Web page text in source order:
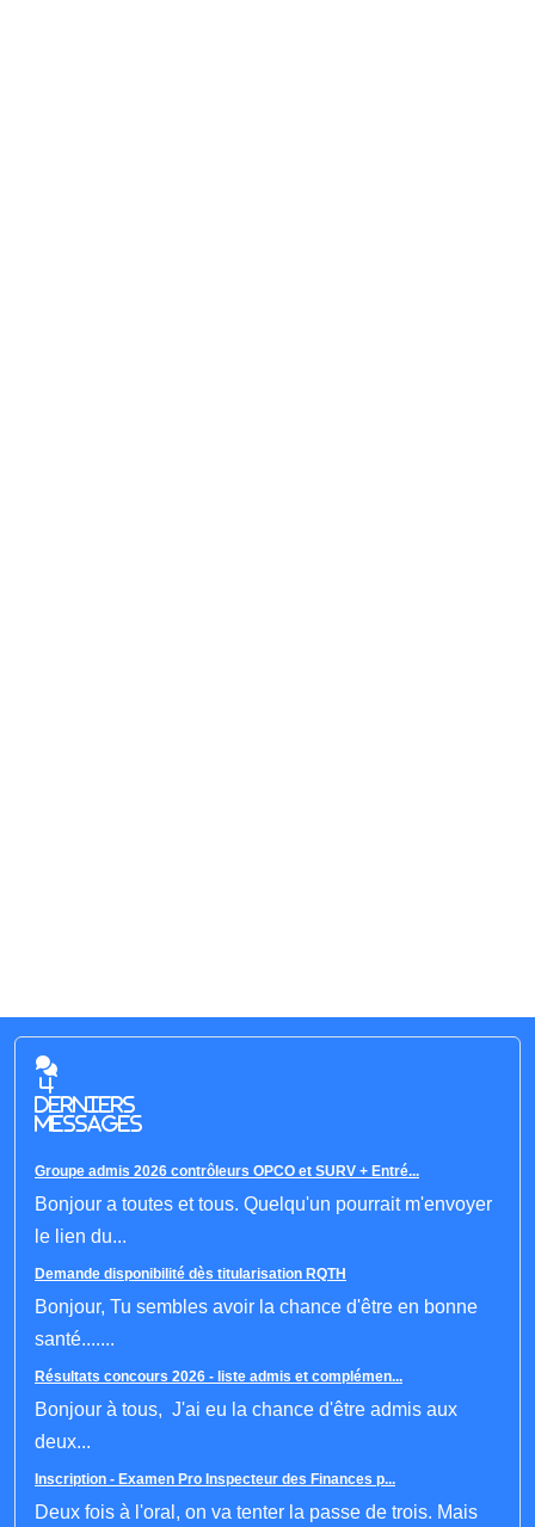
4
derniers
messages
Groupe admis 2026 contrôleurs OPCO et SURV + Entré...
Bonjour a toutes et tous. Quelqu'un pourrait m'envoyer
le lien du...
Demande disponibilité dès titularisation RQTH
Bonjour, Tu sembles avoir la chance d'être en bonne
santé.......
Résultats concours 2026 - liste admis et complémen...
Bonjour à tous, J'ai eu la chance d'être admis aux
deux...
Inscription - Examen Pro Inspecteur des Finances p...
Deux fois à l'oral, on va tenter la passe de trois. Mais